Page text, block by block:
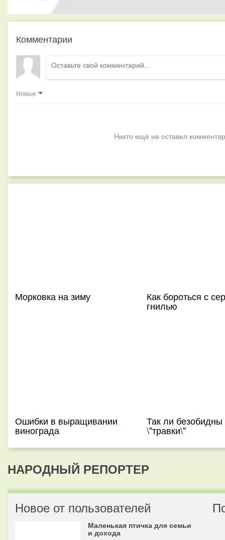
Комментарии
Новые
Никто ещё не оставил
Морковка на зиму Как бороться с
гнилью
Ошибки в выращивании
винограда
Так ли безобидны
\"травки\"
НАРОДНЫЙ РЕПОРТЕР
Новое от пользователей
Маленькая птичка для семьи
и дохода